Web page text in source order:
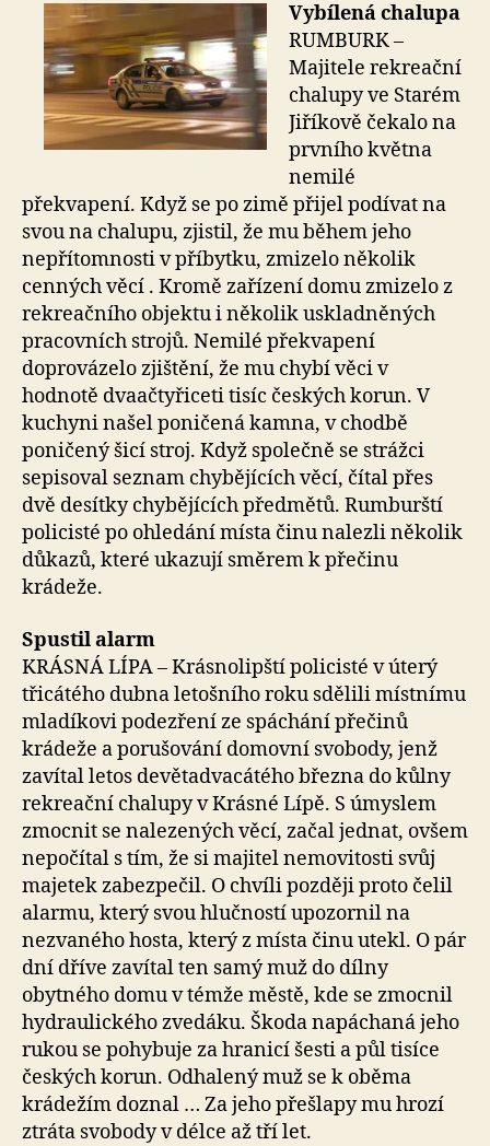
Vybílená chalupa
RUMBURK –
Majitele rekreační
chalupy ve Starém
Jiříkově čekalo na
prvního května
nemilé
překvapení. Když se po zimě přijel podívat na
svou na chalupu, zjistil, že mu během jeho
nepřítomnosti v příbytku, zmizelo několik
cenných věcí . Kromě zařízení domu zmizelo z
rekreačního objektu i několik uskladněných
pracovních strojů. Nemilé překvapení
doprovázelo zjištění, že mu chybí věci v
hodnotě dvaačtyřiceti tisíc českých korun. V
kuchyni našel poničená kamna, v chodbě
poničený šicí stroj. Když společně se strážci
sepisoval seznam chybějících věcí, čítal přes
dvě desítky chybějících předmětů. Rumburští
policisté po ohledání místa činu nalezli několik
důkazů, které ukazují směrem k přečinu
krádeže.
Spustil alarm
KRÁSNÁ LÍPA – Krásnolipští policisté v úterý
třicátého dubna letošního roku sdělili místnímu
mladíkovi podezření ze spáchání přečinů
krádeže a porušování domovní svobody, jenž
zavítal letos devětadvacátého března do kůlny
rekreační chalupy v Krásné Lípě. S úmyslem
zmocnit se nalezených věcí, začal jednat, ovšem
nepočítal s tím, že si majitel nemovitosti svůj
majetek zabezpečil. O chvíli později proto čelil
alarmu, který svou hlučností upozornil na
nezvaného hosta, který z místa činu utekl. O pár
dní dříve zavítal ten samý muž do dílny
obytného domu v témže městě, kde se zmocnil
hydraulického zvedáku. Škoda napáchaná jeho
rukou se pohybuje za hranicí šesti a půl tisíce
českých korun. Odhalený muž se k oběma
krádežím doznal … Za jeho přešlapy mu hrozí
ztráta svobody v délce až tří let.